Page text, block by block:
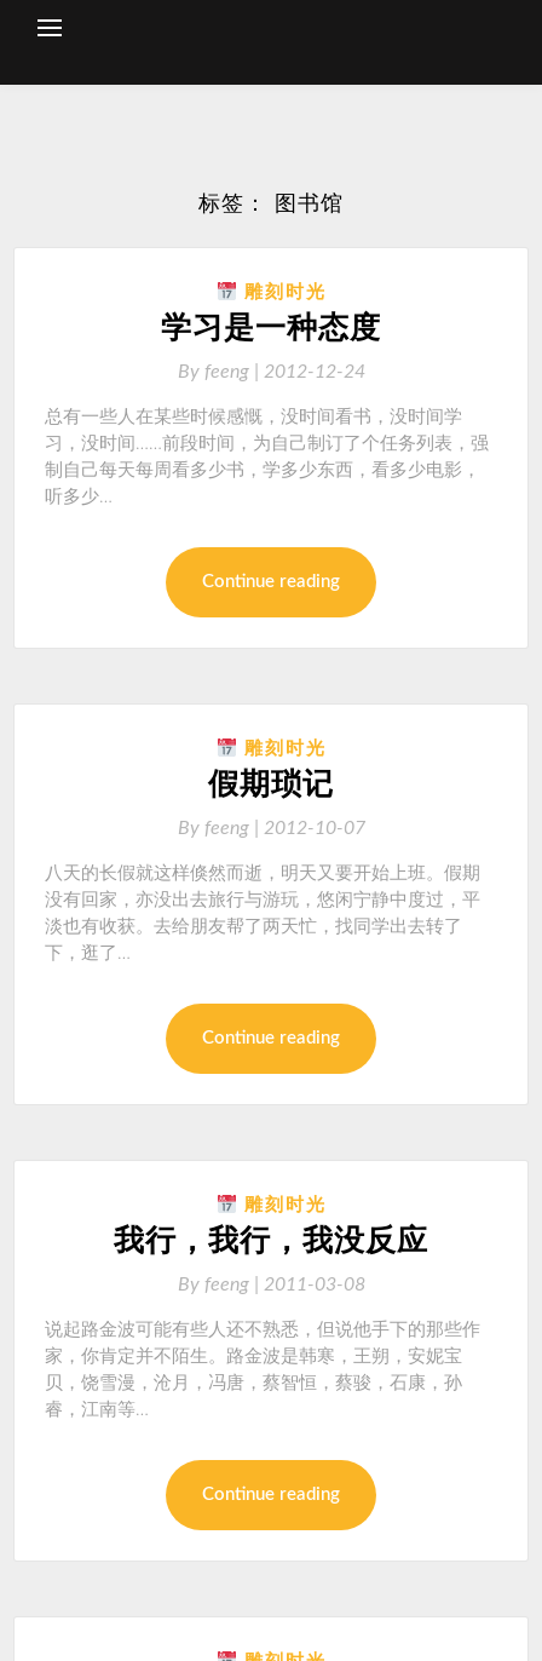
标签： 图书馆
雕刻时光
学习是一种态度
By feeng | 2012-12-24
总有一些人在某些时候感慨，没时间看书，没时间学
习，没时间……前段时间，为自己制订了个任务列表，强
制自己每天每周看多少书，学多少东西，看多少电影，
听多少…
Continue reading
雕刻时光
假期琐记
By feeng | 2012-10-07
八天的长假就这样倏然而逝，明天又要开始上班。假期
没有回家，亦没出去旅行与游玩，悠闲宁静中度过，平
淡也有收获。去给朋友帮了两天忙，找同学出去转了
下，逛了…
Continue reading
雕刻时光
我行，我行，我没反应
By feeng | 2011-03-08
说起路金波可能有些人还不熟悉，但说他手下的那些作
家，你肯定并不陌生。路金波是韩寒，王朔，安妮宝
贝，饶雪漫，沧月，冯唐，蔡智恒，蔡骏，石康，孙
睿，江南等…
Continue reading